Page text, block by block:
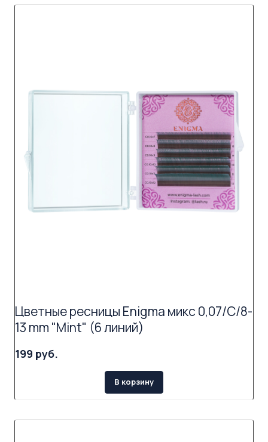
Цветные ресницы Enigma микс 0,07/C/8-
13 mm "Mint" (6 линий)
199 руб.
В корзину